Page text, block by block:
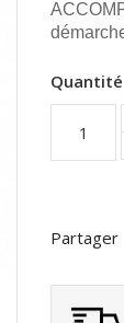
Quantité
Partager